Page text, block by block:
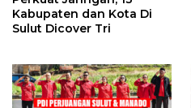
Kabupaten dan Kota Di
Sulut Dicover Tri